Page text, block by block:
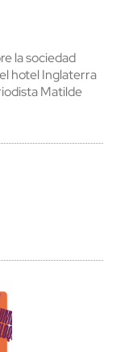
la sociedad
hotel Inglaterra
Matilde